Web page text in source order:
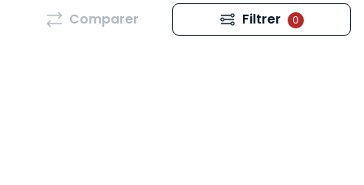
Comparer Filtrer 0